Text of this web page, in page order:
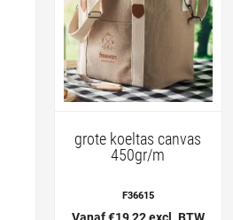
grote koeltas canvas
450gr/m
F36615
Vanaf €19,22 excl. BTW